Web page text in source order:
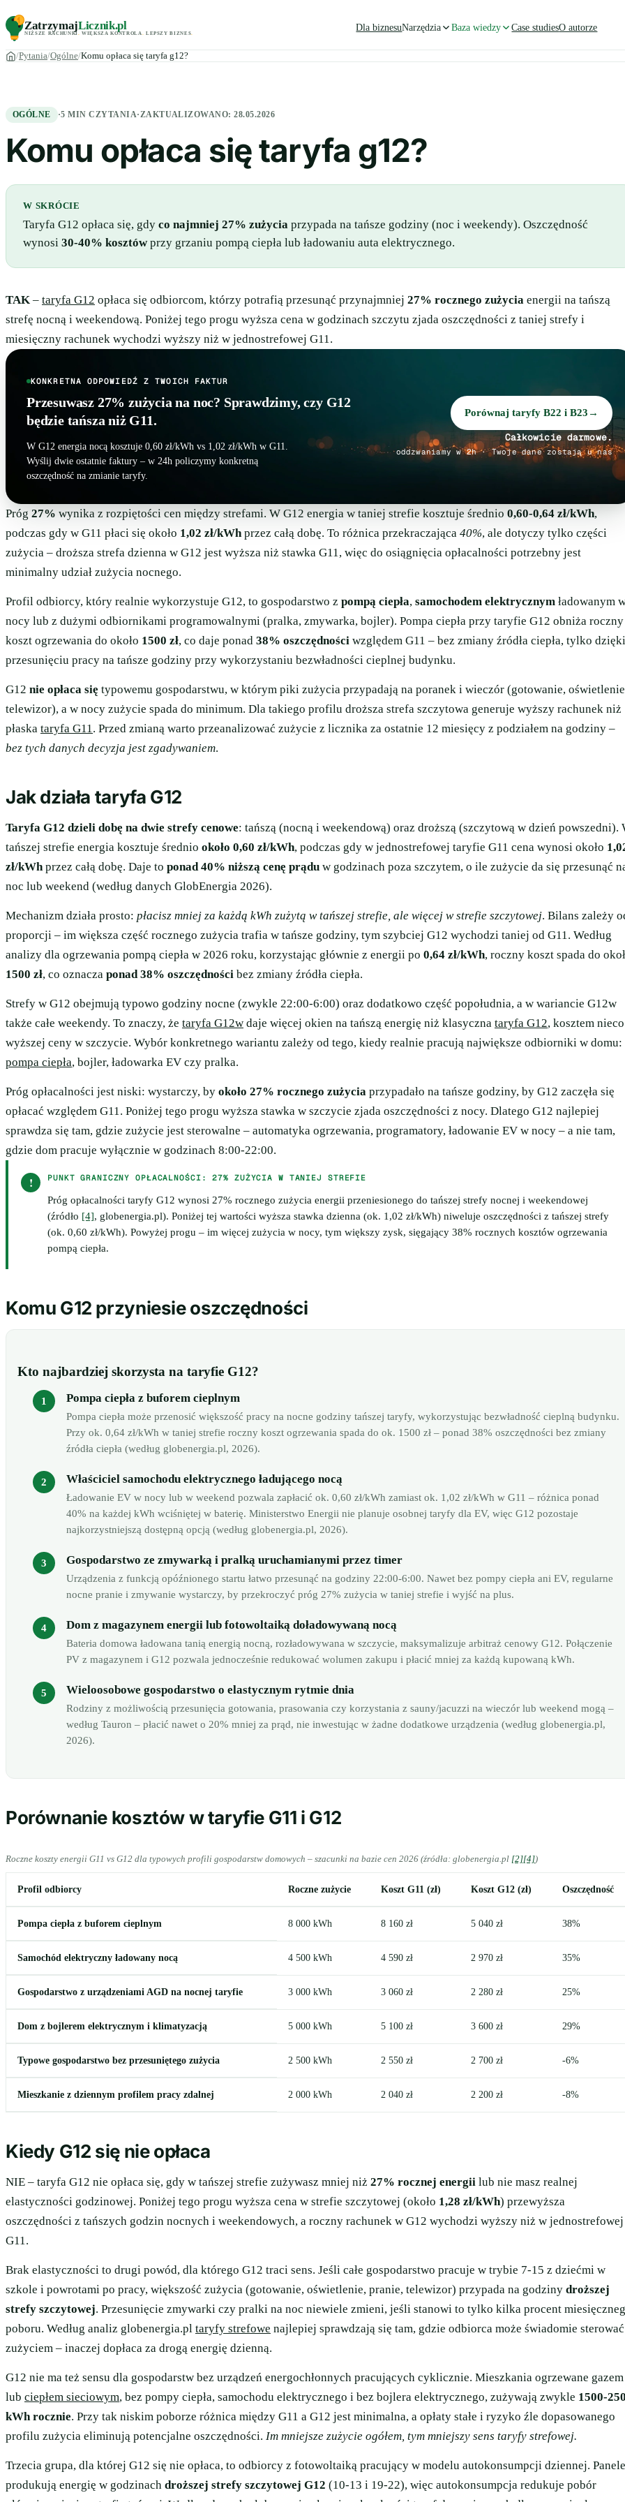
ZatrzymajLicznik.pl
NIŻSZE RACHUNKI WIĘKSZA KONTROLA LEPSZY BIZNES
Dla biznesuNarzędzia Baza wiedzy Case studiesO autorze
Pytania Ogólne Komu opłaca się taryfa g12?
OGÓLNE ·5 MIN CZYTANIA·ZAKTUALIZOWANO:28.05.2026
Komu opłaca się taryfa g12?
W SKRÓCIE
Taryfa G12 opłaca się, gdy co najmniej 27% zużycia przypada na tańsze godziny (noc i weekendy). Oszczędność
wynosi 30-40% kosztówprzy grzaniu pompą ciepła lub ładowaniu auta elektrycznego.
TAK – taryfa G12 opłaca się odbiorcom, którzy potrafią przesunąć przynajmniej 27% rocznego zużycia energii na tańszą
strefę nocną i weekendową. Poniżej tego progu wyższa cena w godzinach szczytu zjada oszczędności z taniej strefy i
miesięczny rachunek wychodzi wyższy niż w jednostrefowej G11.
KONKRETNA ODPOWIEDŹ Z TWOICH FAKTUR
Przesuwasz 27% zużycia na noc? Sprawdzimy, czy G12
będzie tańsza niż G11.
W G12 energia nocą kosztuje 0,60 zł/kWh vs 1,02 zł/kWh w G11.
Wyślij dwie ostatnie faktury – w 24h policzymy konkretną
oszczędność na zmianie taryfy.
Porównaj taryfy B22 i B23 →
Całkowicie darmowe.
oddzwaniamy w 2h · Twoje dane zostają u nas
Próg 27% wynika z rozpiętości cen między strefami. W G12 energia w taniej strefie kosztuje średnio 0,60-0,64 zł/kWh,
podczas gdy w G11 płaci się około 1,02 zł/kWhprzez całą dobę. To różnica przekraczająca 40%, ale dotyczy tylko części
zużycia – droższa strefa dzienna w G12 jest wyższa niż stawka G11, więc do osiągnięcia opłacalności potrzebny jest
minimalny udział zużycia nocnego.
Profil odbiorcy, który realnie wykorzystuje G12, to gospodarstwo z pompą ciepła, samochodem elektrycznym ładowanym
nocy lub z dużymi odbiornikami programowalnymi (pralka, zmywarka, bojler). Pompa ciepła przy taryfie G12 obniża roczny
koszt ogrzewania do około 1500 zł, co daje ponad 38% oszczędności względem G11 – bez zmiany źródła ciepła, tylko dzięki
przesunięciu pracy na tańsze godziny przy wykorzystaniu bezwładności cieplnej budynku.
G12 nie opłaca się typowemu gospodarstwu, w którym piki zużycia przypadają na poranek i wieczór (gotowanie,
telewizor), a w nocy zużycie spada do minimum. Dla takiego profilu droższa strefa szczytowa generuje wyższy rachunek niż
płaska taryfa G11. Przed zmianą warto przeanalizować zużycie z licznika za ostatnie 12 miesięcy z podziałem na godziny –
bez tych danych decyzja jest zgadywaniem.
Jak działa taryfa G12
Taryfa G12 dzieli dobę na dwie strefy cenowe: tańszą (nocną i weekendową) oraz droższą (szczytową w dzień powszedni).
tańszej strefie energia kosztuje średnio około 0,60 zł/kWh, podczas gdy w jednostrefowej taryfie G11 cena wynosi około
zł/kWhprzez całą dobę. Daje to ponad 40% niższą cenę prądu w godzinach poza szczytem, o ile zużycie da się przesunąć
noc lub weekend (według danych GlobEnergia 2026).
Mechanizm działa prosto: płacisz mniej za każdą kWh zużytą w tańszej strefie, ale więcej w strefie szczytowej. Bilans zależy
proporcji – im większa część rocznego zużycia trafia w tańsze godziny, tym szybciej G12 wychodzi taniej od G11. Według
analizy dla ogrzewania pompą ciepła w 2026 roku, korzystając głównie z energii po 0,64 zł/kWh, roczny koszt spada do
1500 zł, co oznacza ponad 38% oszczędności bez zmiany źródła ciepła.
Strefy w G12 obejmują typowo godziny nocne (zwykle 22:00-6:00) oraz dodatkowo część popołudnia, a w wariancie G12w
także całe weekendy. To znaczy, że taryfa G12w daje więcej okien na tańszą energię niż klasyczna taryfa G12, kosztem nieco
wyższej ceny w szczycie. Wybór konkretnego wariantu zależy od tego, kiedy realnie pracują największe odbiorniki w domu:
pompa ciepła, bojler, ładowarka EV czy pralka.
Próg opłacalności jest niski: wystarczy, by około 27% rocznego zużycia przypadało na tańsze godziny, by G12 zaczęła się
opłacać względem G11. Poniżej tego progu wyższa stawka w szczycie zjada oszczędności z nocy. Dlatego G12 najlepiej
sprawdza się tam, gdzie zużycie jest sterowalne – automatyka ogrzewania, programatory, ładowanie EV w nocy – a nie tam,
gdzie dom pracuje wyłącznie w godzinach 8:00-22:00.
! PUNKT GRANICZNY OPŁACALNOŚCI: 27% ZUŻYCIA W TANIEJ STREFIE
Próg opłacalności taryfy G12 wynosi 27% rocznego zużycia energii przeniesionego do tańszej strefy nocnej i weekendowej
(źródło [4], globenergia.pl). Poniżej tej wartości wyższa stawka dzienna (ok. 1,02 zł/kWh) niweluje oszczędności z tańszej strefy
(ok. 0,60 zł/kWh). Powyżej progu – im więcej zużycia w nocy, tym większy zysk, sięgający 38% rocznych kosztów ogrzewania
pompą ciepła.
Komu G12 przyniesie oszczędności
Kto najbardziej skorzysta na taryfie G12?
Pompa ciepła z buforem cieplnym
Pompa ciepła może przenosić większość pracy na nocne godziny tańszej taryfy, wykorzystując bezwładność cieplną budynku.
Przy ok. 0,64 zł/kWh w taniej strefie roczny koszt ogrzewania spada do ok. 1500 zł – ponad 38% oszczędności bez zmiany
źródła ciepła (według globenergia.pl, 2026).
Właściciel samochodu elektrycznego ładującego nocą
Ładowanie EV w nocy lub w weekend pozwala zapłacić ok. 0,60 zł/kWh zamiast ok. 1,02 zł/kWh w G11 – różnica ponad
40% na każdej kWh wciśniętej w baterię. Ministerstwo Energii nie planuje osobnej taryfy dla EV, więc G12 pozostaje
najkorzystniejszą dostępną opcją (według globenergia.pl, 2026).
Gospodarstwo ze zmywarką i pralką uruchamianymi przez timer
Urządzenia z funkcją opóźnionego startu łatwo przesunąć na godziny 22:00-6:00. Nawet bez pompy ciepła ani EV, regularne
nocne pranie i zmywanie wystarczy, by przekroczyć próg 27% zużycia w taniej strefie i wyjść na plus.
Dom z magazynem energii lub fotowoltaiką doładowywaną nocą
Bateria domowa ładowana tanią energią nocną, rozładowywana w szczycie, maksymalizuje arbitraż cenowy G12. Połączenie
PV z magazynem i G12 pozwala jednocześnie redukować wolumen zakupu i płacić mniej za każdą kupowaną kWh.
Wieloosobowe gospodarstwo o elastycznym rytmie dnia
Rodziny z możliwością przesunięcia gotowania, prasowania czy korzystania z sauny/jacuzzi na wieczór lub weekend mogą –
według Tauron – płacić nawet o 20% mniej za prąd, nie inwestując w żadne dodatkowe urządzenia (według globenergia.pl,
2026).
Porównanie kosztów w taryfie G11 i G12
Roczne koszty energii G11 vs G12 dla typowych profili gospodarstw domowych – szacunki na bazie cen 2026 (źródła: globenergia.pl [2][4])
Profil odbiorcy Roczne zużycie Koszt G11 (zł) Koszt G12 (zł) Oszczędność
Pompa ciepła z buforem cieplnym 8 000 kWh 8 160 zł 5 040 zł 38%
Samochód elektryczny ładowany nocą 4 500 kWh 4 590 zł 2 970 zł 35%
Gospodarstwo z urządzeniami AGD na nocnej taryfie 3 000 kWh 3 060 zł 2 280 zł 25%
Dom z bojlerem elektrycznym i klimatyzacją 5 000 kWh 5 100 zł 3 600 zł 29%
Typowe gospodarstwo bez przesuniętego zużycia 2 500 kWh 2 550 zł 2 700 zł -6%
Mieszkanie z dziennym profilem pracy zdalnej 2 000 kWh 2 040 zł 2 200 zł -8%
Kiedy G12 się nie opłaca
NIE – taryfa G12 nie opłaca się, gdy w tańszej strefie zużywasz mniej niż 27% rocznej energii lub nie masz realnej
elastyczności godzinowej. Poniżej tego progu wyższa cena w strefie szczytowej (około 1,28 zł/kWh) przewyższa
oszczędności z tańszych godzin nocnych i weekendowych, a roczny rachunek w G12 wychodzi wyższy niż w jednostrefowej
G11.
Brak elastyczności to drugi powód, dla którego G12 traci sens. Jeśli całe gospodarstwo pracuje w trybie 7-15 z dziećmi w
szkole i powrotami po pracy, większość zużycia (gotowanie, oświetlenie, pranie, telewizor) przypada na godziny droższej
strefy szczytowej. Przesunięcie zmywarki czy pralki na noc niewiele zmieni, jeśli stanowi to tylko kilka procent
poboru. Według analiz globenergia.pl taryfy strefowe najlepiej sprawdzają się tam, gdzie odbiorca może świadomie sterować
zużyciem – inaczej dopłaca za drogą energię dzienną.
G12 nie ma też sensu dla gospodarstw bez urządzeń energochłonnych pracujących cyklicznie. Mieszkania ogrzewane gazem
lub ciepłem sieciowym, bez pompy ciepła, samochodu elektrycznego i bez bojlera elektrycznego, zużywają zwykle 1500-
kWh rocznie. Przy tak niskim poborze różnica między G11 a G12 jest minimalna, a opłaty stałe i ryzyko źle dopasowanego
profilu zużycia eliminują potencjalne oszczędności. Im mniejsze zużycie ogółem, tym mniejszy sens taryfy strefowej.
Trzecia grupa, dla której G12 się nie opłaca, to odbiorcy z fotowoltaiką pracujący w modelu autokonsumpcji dziennej. Panele
produkują energię w godzinach droższej strefy szczytowej G12 (10-13 i 19-22), więc autokonsumpcja redukuje pobór